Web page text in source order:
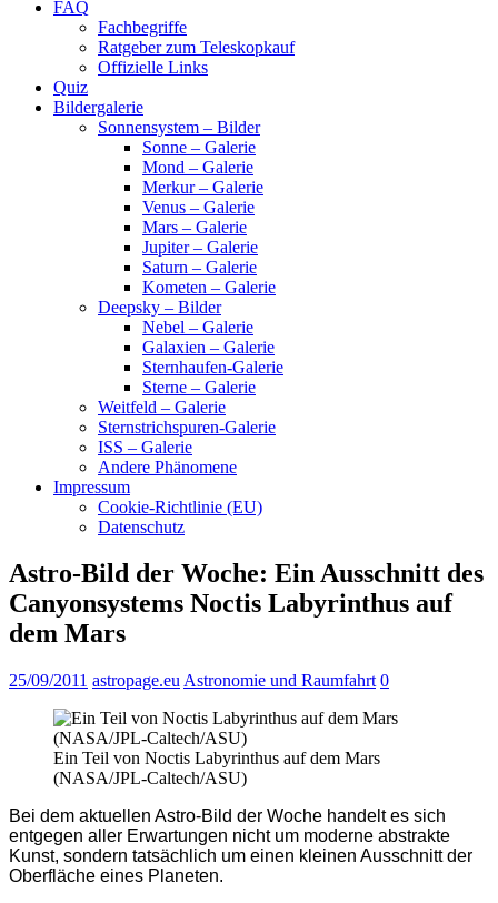
FAQ
Fachbegriffe
Ratgeber zum Teleskopkauf
Offizielle Links
Quiz
Bildergalerie
Sonnensystem – Bilder
Sonne – Galerie
Mond – Galerie
Merkur – Galerie
Venus – Galerie
Mars – Galerie
Jupiter – Galerie
Saturn – Galerie
Kometen – Galerie
Deepsky – Bilder
Nebel – Galerie
Galaxien – Galerie
Sternhaufen-Galerie
Sterne – Galerie
Weitfeld – Galerie
Sternstrichspuren-Galerie
ISS – Galerie
Andere Phänomene
Impressum
Cookie-Richtlinie (EU)
Datenschutz
Astro-Bild der Woche: Ein Ausschnitt des
Canyonsystems Noctis Labyrinthus auf
dem Mars
25/09/2011 astropage.eu Astronomie und Raumfahrt 0
Ein Teil von Noctis Labyrinthus auf dem Mars
(NASA/JPL-Caltech/ASU)
Bei dem aktuellen Astro-Bild der Woche handelt es sich
entgegen aller Erwartungen nicht um moderne abstrakte
Kunst, sondern tatsächlich um einen kleinen Ausschnitt der
Oberfläche eines Planeten.